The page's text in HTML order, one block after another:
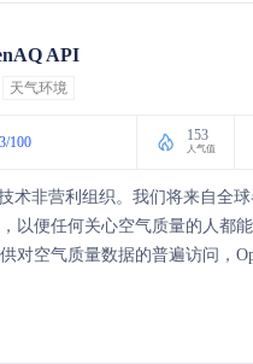
API
天气环境
100 153
人气值
术非营利组织。我们将来自全
以便任何关心空气质量的人都
对空气质量数据的普遍访问，
会不平等。